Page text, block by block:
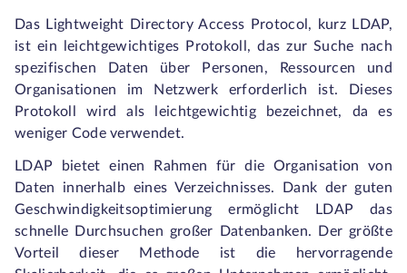
Das Lightweight Directory Access Protocol, kurz LDAP,
ist ein leichtgewichtiges Protokoll, das zur Suche nach
spezifischen Daten über Personen, Ressourcen und
Organisationen im Netzwerk erforderlich ist. Dieses
Protokoll wird als leichtgewichtig bezeichnet, da es
weniger Code verwendet.
LDAP bietet einen Rahmen für die Organisation von
Daten innerhalb eines Verzeichnisses. Dank der guten
Geschwindigkeitsoptimierung ermöglicht LDAP das
schnelle Durchsuchen großer Datenbanken. Der größte
Vorteil dieser Methode ist die hervorragende